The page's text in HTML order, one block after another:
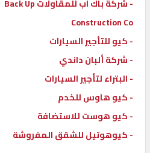
كيو
مزاد
كيو
نمبر
كيو
كارز
- شركة باك اب للمقاولات Back Up
Construction Co
- كيو للتأجير السيارات
- شركة ألبان داندي
- البتراء لتأجير السيارات
- كيو هاوس للخدم
- كيو هوست للاستضافة
- كيوهوتيل للشقق المفروشة